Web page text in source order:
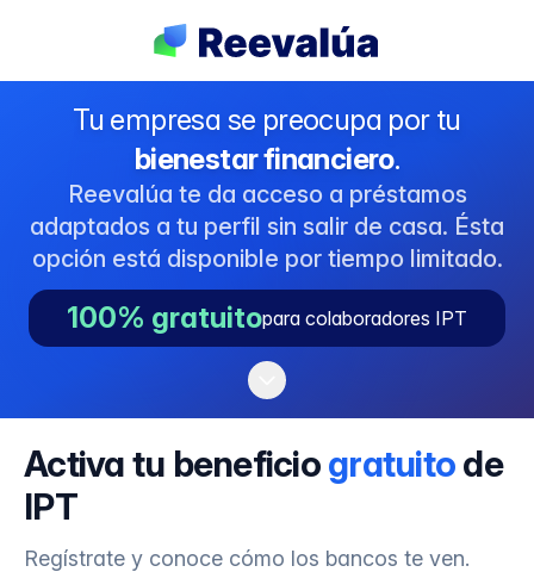
Tu empresa se preocupa por tu
bienestar financiero.
Reevalúa te da acceso a préstamos
adaptados a tu perfil sin salir de casa. Ésta
opción está disponible por tiempo limitado.
100% gratuitopara colaboradores IPT
Activa tu beneficiogratuitode
IPT
Regístrate y conoce cómo los bancos te ven.